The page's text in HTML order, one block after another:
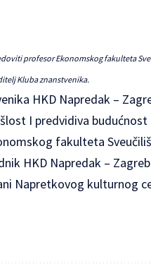
profesor Ekonomskog fakulteta
Kluba znanstvenika.
HKD Napredak –
I predvidiva
fakulteta
HKD Napredak –
Napretkovog kulturnog